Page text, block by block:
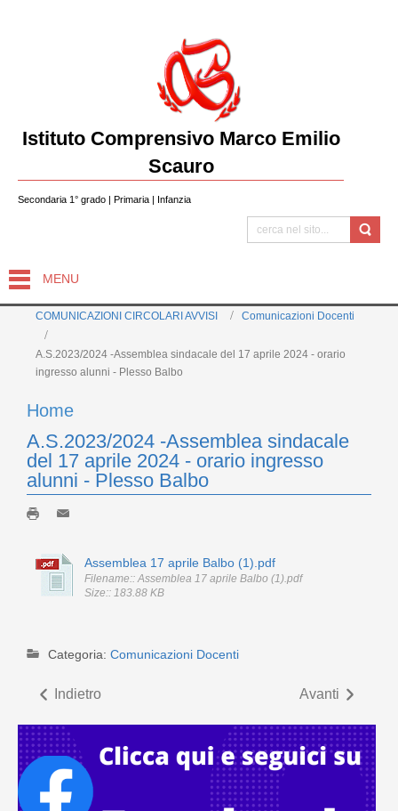
Istituto Comprensivo Marco Emilio
Scauro
Secondaria 1° grado | Primaria | Infanzia
MENU
COMUNICAZIONI CIRCOLARI AVVISI Comunicazioni Docenti
A.S.2023/2024 -Assemblea sindacale del 17 aprile 2024 - orario
ingresso alunni - Plesso Balbo
Home
A.S.2023/2024 -Assemblea sindacale
del 17 aprile 2024 - orario ingresso
alunni - Plesso Balbo
Assemblea 17 aprile Balbo (1).pdf
Filename:: Assemblea 17 aprile Balbo (1).pdf
Size:: 183.88 KB
Categoria: Comunicazioni Docenti
Indietro Avanti